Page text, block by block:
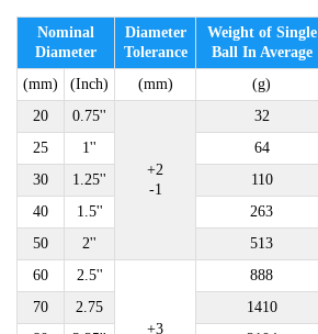
Nominal
Diameter
Diameter
Tolerance
Weight of Single
Ball In Average
(mm)
(Inch) (mm)
(g)
20
0.75''
+2
-1
32
25
1'' 64
30
1.25'' 110
40
1.5'' 263
50
2'' 513
60
2.5''
+3
888
70
2.75 1410